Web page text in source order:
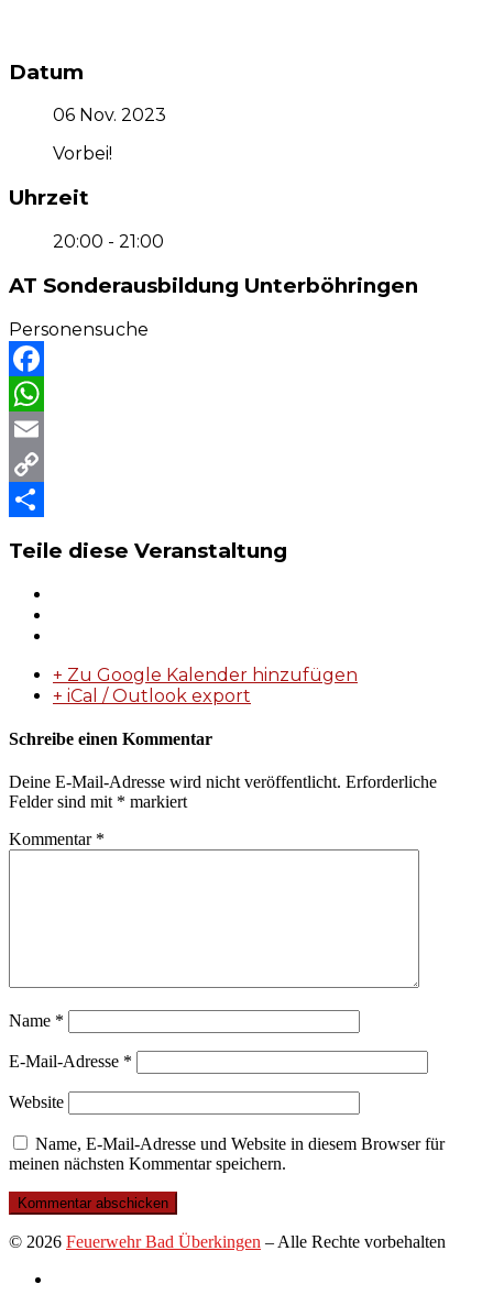
Datum
06 Nov. 2023
Vorbei!
Uhrzeit
20:00 - 21:00
AT Sonderausbildung Unterböhringen
Personensuche
Facebook
WhatsApp
Email
Copy
Teile diese Veranstaltung
+ Zu Google Kalender hinzufügen
+ iCal / Outlook export
Schreibe einen Kommentar
Deine E-Mail-Adresse wird nicht veröffentlicht. Erforderliche
Felder sind mit * markiert
Kommentar *
Name *
E-Mail-Adresse *
Website
Name, E-Mail-Adresse und Website in diesem Browser für
meinen nächsten Kommentar speichern.
© 2026 Feuerwehr Bad Überkingen – Alle Rechte vorbehalten